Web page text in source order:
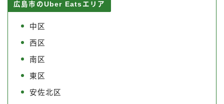
広島市のUber Eatsエリア
中区
西区
南区
東区
安佐北区